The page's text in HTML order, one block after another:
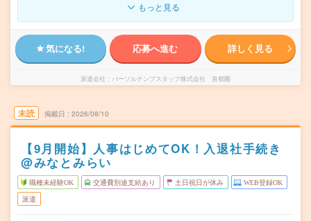
もっと見る
気になる! 応募へ進む 詳しく見る
派遣会社 パーソルテンプスタッフ株式会社 首都圏
未読 掲載日 2026/08/10
【9月開始】人事はじめてOK！入退社手続き
@みなとみらい
職種未経験OK 交通費別途支給あり 土日祝日が休み WEB登録OK
派遣